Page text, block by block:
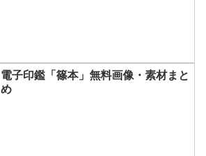
電子印鑑「篠本」無料画像・素材まと
め